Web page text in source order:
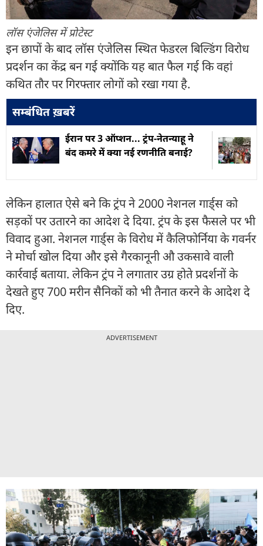
लॉस एंजेलिस में प्रोटेस्ट
इन छापों के बाद लॉस एंजेलिस स्थित फेडरल बिल्डिंग विरोध
प्रदर्शन का केंद्र बन गई क्योंकि यह बात फैल गई कि वहां
कथित तौर पर गिरफ्तार लोगों को रखा गया है.
सम्बंधित ख़बरें
ईरान पर 3 ऑप्शन... ट्रंप-नेतन्याहू ने
बंद कमरे में क्या नई रणनीति बनाई?
लेकिन हालात ऐसे बने कि ट्रंप ने 2000 नेशनल गार्ड्स को
सड़कों पर उतारने का आदेश दे दिया. ट्रंप के इस फैसले पर भी
विवाद हुआ. नेशनल गार्ड्स के विरोध में कैलिफोर्निया के गवर्नर
ने मोर्चा खोल दिया और इसे गैरकानूनी औ उकसावे वाली
कार्रवाई बताया. लेकिन ट्रंप ने लगातार उग्र होते प्रदर्शनों के
देखते हुए 700 मरीन सैनिकों को भी तैनात करने के आदेश दे
दिए.
ADVERTISEMENT